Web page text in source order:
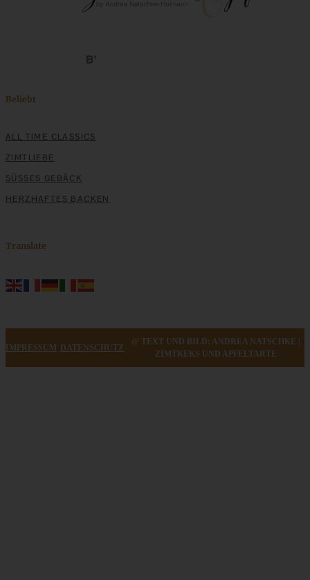
Beliebt
ALL TIME CLASSICS
ZIMTLIEBE
SÜSSES GEBÄCK
HERZHAFTES BACKEN
Translate
IMPRESSUM DATENSCHUTZ
@ TEXT UND BILD: ANDREA NATSCHKE |
ZIMTKEKS UND APFELTARTE